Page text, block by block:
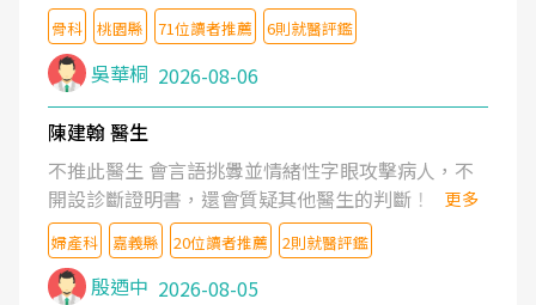
骨科 桃園縣 71位讀者推薦 6則就醫評鑑
吳華桐 2026-08-06
陳建翰 醫生
不推此醫生 會言語挑釁並情緒性字眼攻擊病人，不
開設診斷證明書，還會質疑其他醫生的判斷！
更多
婦產科 嘉義縣 20位讀者推薦 2則就醫評鑑
殷迺中 2026-08-05